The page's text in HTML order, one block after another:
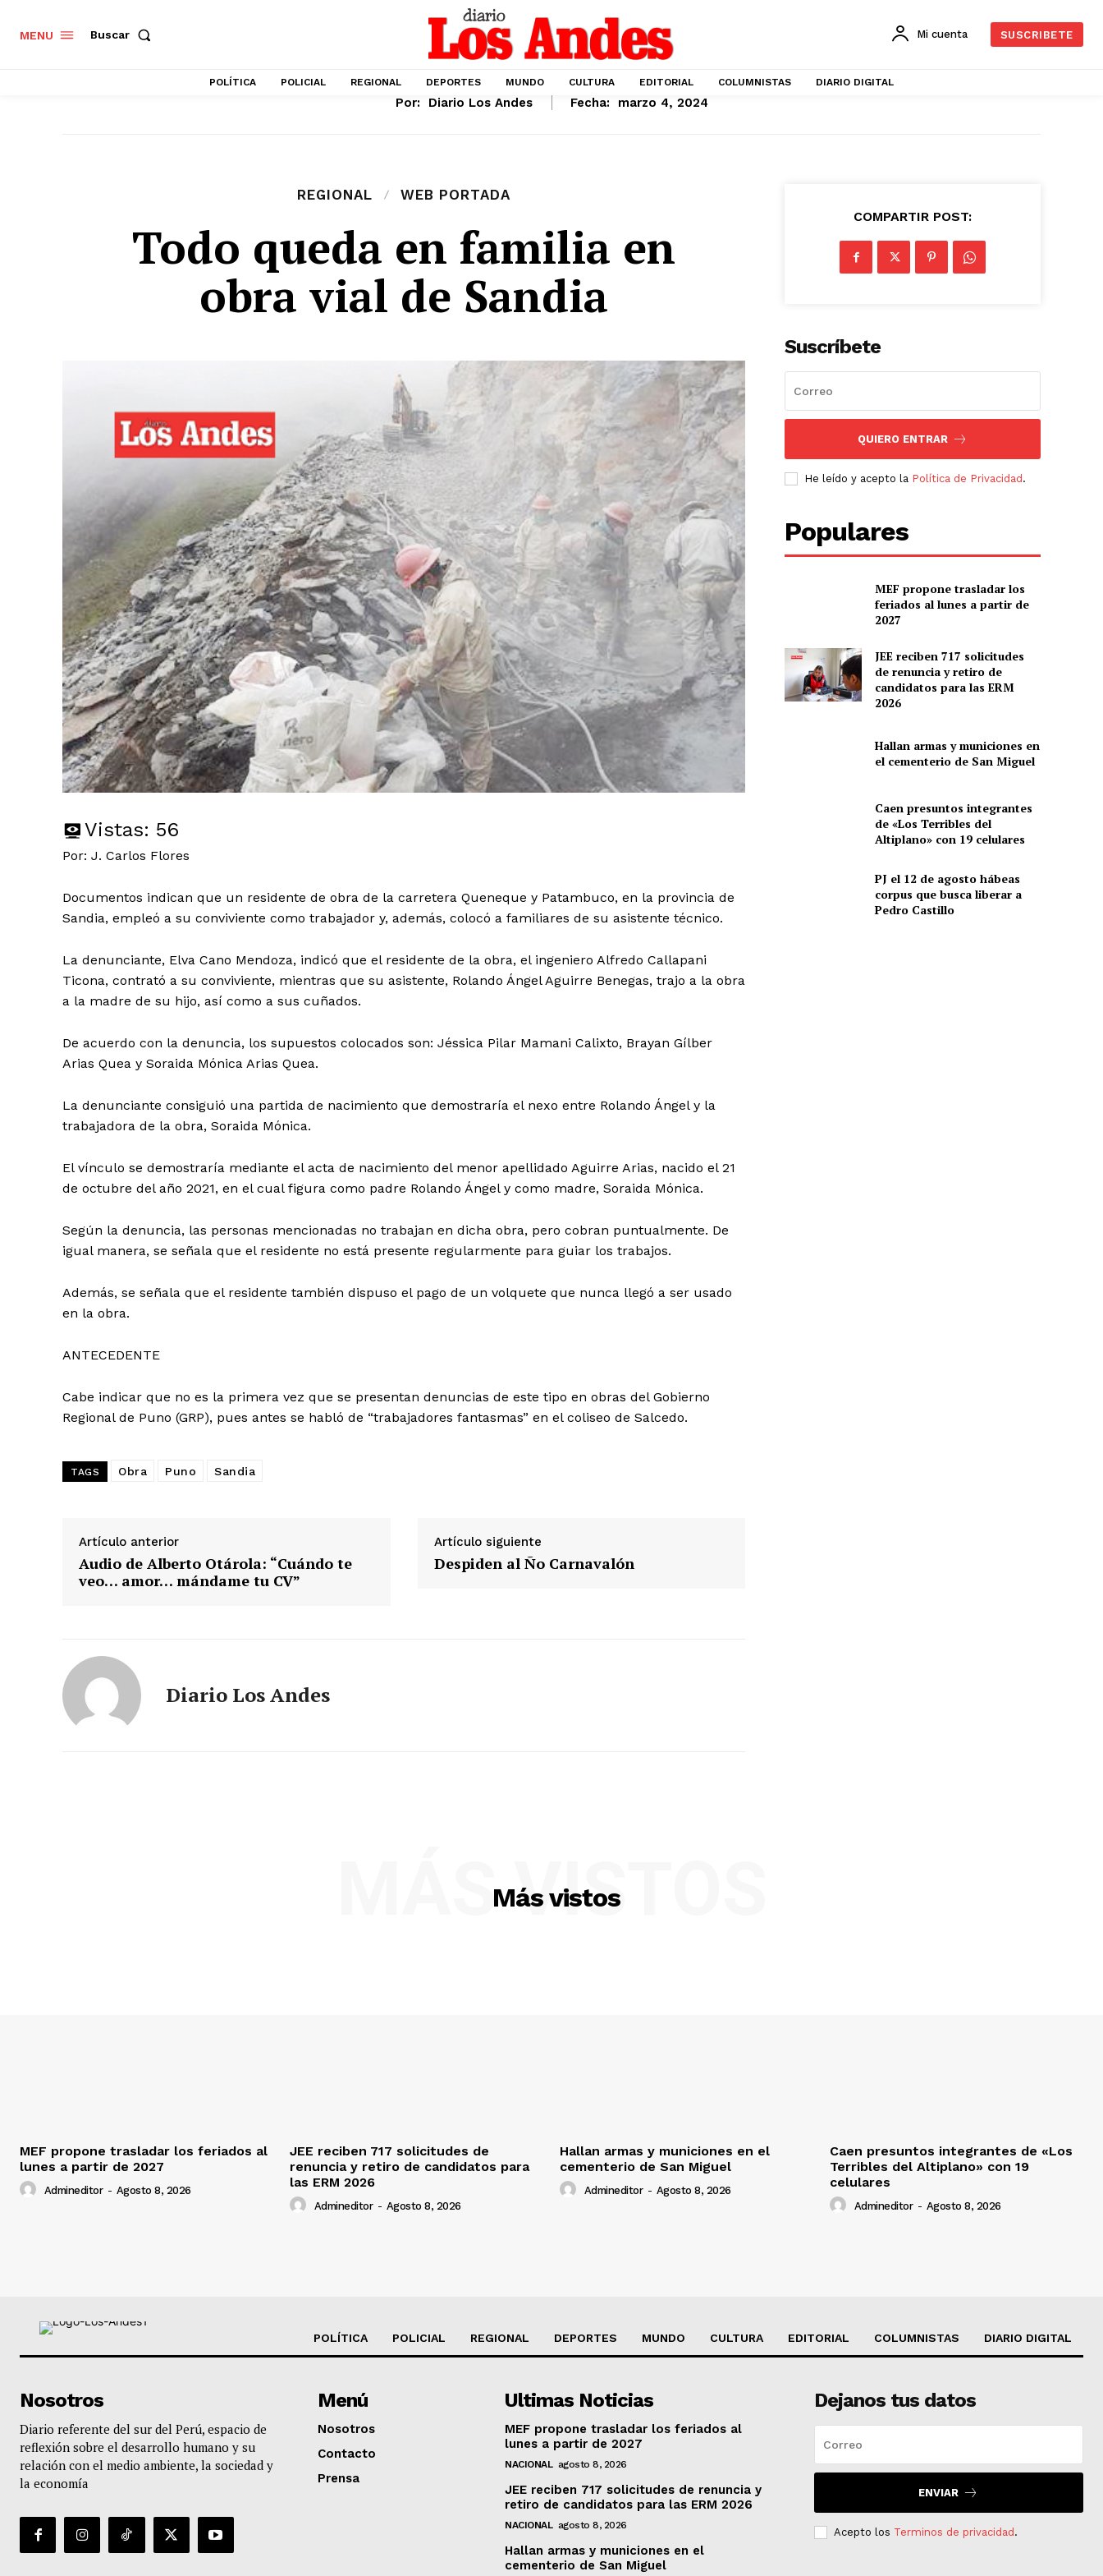
Contacto
MENU Buscar Mi cuenta SUSCRIBETE
POLÍTICA POLICIAL REGIONAL DEPORTES MUNDO CULTURA EDITORIAL COLUMNISTAS DIARIO DIGITAL
Por: Diario Los Andes Fecha: marzo 4, 2024
REGIONAL WEB PORTADA
Todo queda en familia en
obra vial de Sandia
Vistas: 56
Por: J. Carlos Flores
Documentos indican que un residente de obra de la carretera Queneque y Patambuco, en la provincia de
Sandia, empleó a su conviviente como trabajador y, además, colocó a familiares de su asistente técnico.
La denunciante, Elva Cano Mendoza, indicó que el residente de la obra, el ingeniero Alfredo Callapani
Ticona, contrató a su conviviente, mientras que su asistente, Rolando Ángel Aguirre Benegas, trajo a la obra
a la madre de su hijo, así como a sus cuñados.
De acuerdo con la denuncia, los supuestos colocados son: Jéssica Pilar Mamani Calixto, Brayan Gílber
Arias Quea y Soraida Mónica Arias Quea.
La denunciante consiguió una partida de nacimiento que demostraría el nexo entre Rolando Ángel y la
trabajadora de la obra, Soraida Mónica.
El vínculo se demostraría mediante el acta de nacimiento del menor apellidado Aguirre Arias, nacido el 21
de octubre del año 2021, en el cual figura como padre Rolando Ángel y como madre, Soraida Mónica.
Según la denuncia, las personas mencionadas no trabajan en dicha obra, pero cobran puntualmente. De
igual manera, se señala que el residente no está presente regularmente para guiar los trabajos.
Además, se señala que el residente también dispuso el pago de un volquete que nunca llegó a ser usado
en la obra.
ANTECEDENTE
Cabe indicar que no es la primera vez que se presentan denuncias de este tipo en obras del Gobierno
Regional de Puno (GRP), pues antes se habló de “trabajadores fantasmas” en el coliseo de Salcedo.
TAGS Obra Puno Sandia
Artículo anterior
Audio de Alberto Otárola: “Cuándo te
veo… amor… mándame tu CV”
Artículo siguiente
Despiden al Ño Carnavalón
Diario Los Andes
COMPARTIR POST:
Suscríbete
QUIERO ENTRAR
He leído y acepto la Política de Privacidad .
Populares
MEF propone trasladar los
feriados al lunes a partir de
2027
JEE reciben 717 solicitudes
de renuncia y retiro de
candidatos para las ERM
2026
Hallan armas y municiones en
el cementerio de San Miguel
Caen presuntos integrantes
de «Los Terribles del
Altiplano» con 19 celulares
PJ el 12 de agosto hábeas
corpus que busca liberar a
Pedro Castillo
Más vistos
MÁS VISTOS
MEF propone trasladar los feriados al
lunes a partir de 2027
Admineditor - Agosto 8, 2026
JEE reciben 717 solicitudes de
renuncia y retiro de candidatos para
las ERM 2026
Admineditor - Agosto 8, 2026
Hallan armas y municiones en el
cementerio de San Miguel
Admineditor - Agosto 8, 2026
Caen presuntos integrantes de «Los
Terribles del Altiplano» con 19
celulares
Admineditor - Agosto 8, 2026
POLÍTICA POLICIAL REGIONAL DEPORTES MUNDO CULTURA EDITORIAL COLUMNISTAS DIARIO DIGITAL
Nosotros
Diario referente del sur del Perú, espacio de
reflexión sobre el desarrollo humano y su
relación con el medio ambiente, la sociedad y
la economía
Menú
Nosotros
Contacto
Prensa
Ultimas Noticias
MEF propone trasladar los feriados al
lunes a partir de 2027
NACIONAL agosto 8, 2026
JEE reciben 717 solicitudes de renuncia y
retiro de candidatos para las ERM 2026
NACIONAL agosto 8, 2026
Hallan armas y municiones en el
cementerio de San Miguel
Dejanos tus datos
ENVIAR
Acepto los Terminos de privacidad.